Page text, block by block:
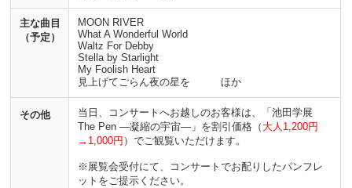
主な曲目
（予定）
MOON RIVER
What A Wonderful World
Waltz For Debby
Stella by Starlight
My Foolish Heart
見上げてごらん夜の星を ほか
その他
当日、コンサートへお越しのお客様は、「池田学展
The Pen ―凝縮の宇宙―」を割引価格（ 大人1,200円
→1,000円 ）でご観覧いただけます。
※展覧会受付にて、コンサートでお配りしたパンフレ
ットをご提示ください。